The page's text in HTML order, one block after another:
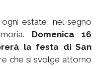
estate, nel segno
Domenica 16
la festa di San
che si svolge attorno